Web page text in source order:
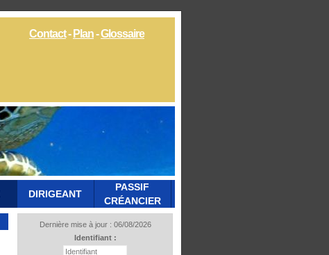
Contact- Plan-Glossaire
DIRIGEANT
PASSIF
CRÉANCIER
Dernière mise à jour : 06/08/2026
Identifiant :